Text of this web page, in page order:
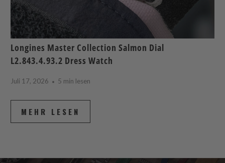
Longines Master Collection Salmon Dial
L2.843.4.93.2 Dress Watch
Juli 17, 2026 5 min lesen
MEHR LESEN